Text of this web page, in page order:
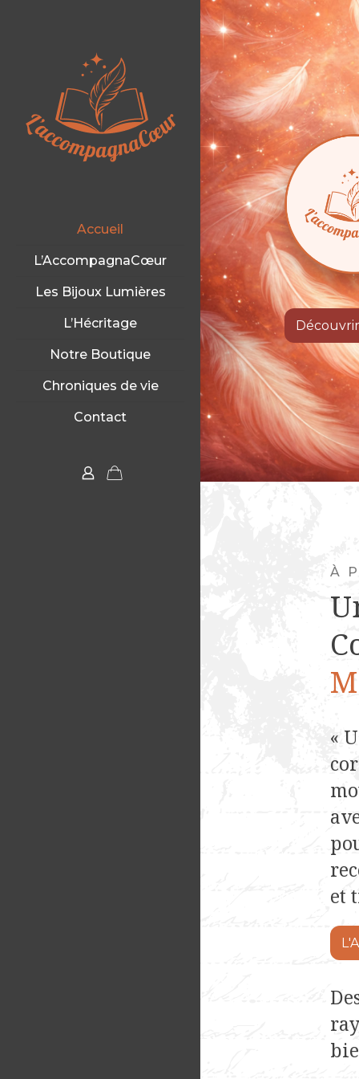
Accueil
L’AccompagnaCœur
Les Bijoux Lumières
L’Hécritage
Notre Boutique
Chroniques de vie
Contact
À
«
et